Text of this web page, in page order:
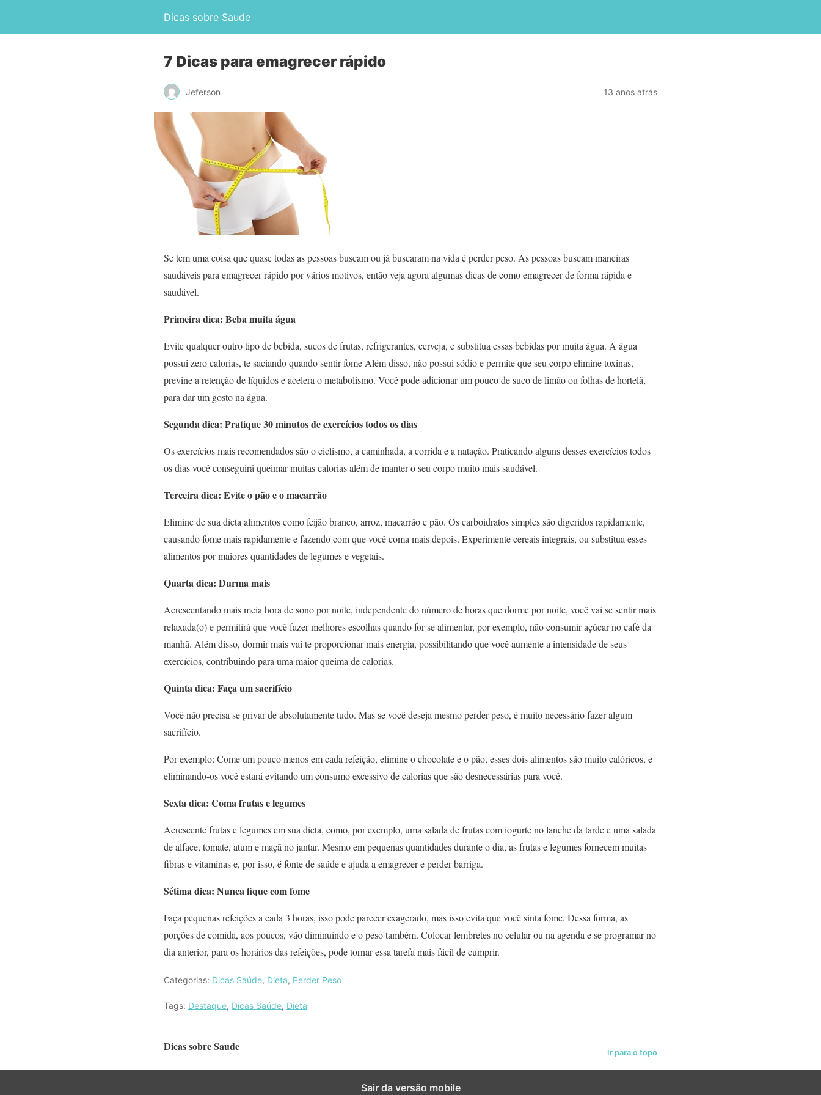
Dicas sobre Saude
7 Dicas para emagrecer rápido
Jeferson 13 anos atrás
Se tem uma coisa que quase todas as pessoas buscam ou já buscaram na vida é perder peso. As pessoas buscam maneiras
saudáveis para emagrecer rápido por vários motivos, então veja agora algumas dicas de como emagrecer de forma rápida e
saudável.
Primeira dica: Beba muita água
Evite qualquer outro tipo de bebida, sucos de frutas, refrigerantes, cerveja, e substitua essas bebidas por muita água. A água
possui zero calorias, te saciando quando sentir fome Além disso, não possui sódio e permite que seu corpo elimine toxinas,
previne a retenção de líquidos e acelera o metabolismo. Você pode adicionar um pouco de suco de limão ou folhas de hortelã,
para dar um gosto na água.
Segunda dica: Pratique 30 minutos de exercícios todos os dias
Os exercícios mais recomendados são o ciclismo, a caminhada, a corrida e a natação. Praticando alguns desses exercícios todos
os dias você conseguirá queimar muitas calorias além de manter o seu corpo muito mais saudável.
Terceira dica: Evite o pão e o macarrão
Elimine de sua dieta alimentos como feijão branco, arroz, macarrão e pão. Os carboidratos simples são digeridos rapidamente,
causando fome mais rapidamente e fazendo com que você coma mais depois. Experimente cereais integrais, ou substitua esses
alimentos por maiores quantidades de legumes e vegetais.
Quarta dica: Durma mais
Acrescentando mais meia hora de sono por noite, independente do número de horas que dorme por noite, você vai se sentir mais
relaxada(o) e permitirá que você fazer melhores escolhas quando for se alimentar, por exemplo, não consumir açúcar no café da
manhã. Além disso, dormir mais vai te proporcionar mais energia, possibilitando que você aumente a intensidade de seus
exercícios, contribuindo para uma maior queima de calorias.
Quinta dica: Faça um sacrifício
Você não precisa se privar de absolutamente tudo. Mas se você deseja mesmo perder peso, é muito necessário fazer algum
sacrifício.
Por exemplo: Come um pouco menos em cada refeição, elimine o chocolate e o pão, esses dois alimentos são muito calóricos, e
eliminando-os você estará evitando um consumo excessivo de calorias que são desnecessárias para você.
Sexta dica: Coma frutas e legumes
Acrescente frutas e legumes em sua dieta, como, por exemplo, uma salada de frutas com iogurte no lanche da tarde e uma salada
de alface, tomate, atum e maçã no jantar. Mesmo em pequenas quantidades durante o dia, as frutas e legumes fornecem muitas
fibras e vitaminas e, por isso, é fonte de saúde e ajuda a emagrecer e perder barriga.
Sétima dica: Nunca fique com fome
Faça pequenas refeições a cada 3 horas, isso pode parecer exagerado, mas isso evita que você sinta fome. Dessa forma, as
porções de comida, aos poucos, vão diminuindo e o peso também. Colocar lembretes no celular ou na agenda e se programar no
dia anterior, para os horários das refeições, pode tornar essa tarefa mais fácil de cumprir.
Categorias: Dicas Saúde, Dieta, Perder Peso
Tags: Destaque, Dicas Saúde, Dieta
Dicas sobre Saude Ir para o topo
Sair da versão mobile